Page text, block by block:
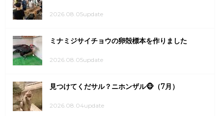
2026.08.05update
ミナミジサイチョウの卵殻標本を作りました
2026.08.05update
見つけてくだサル？ニホンザル🐵（7月）
2026.08.04update